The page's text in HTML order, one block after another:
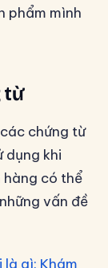
phẩm mình
từ
chứng từ
dụng khi
hàng có thể
vấn đề
là gì: Khám